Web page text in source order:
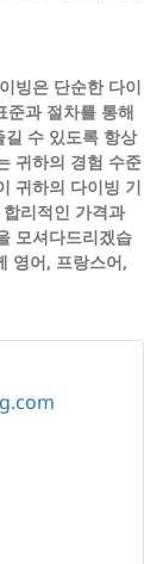
빙은 단순한 다이
준과 절차를 통해
수 있도록 항상
귀하의 경험 수준
귀하의 다이빙 기
리적인 가격과
모셔다드리겠습
영어, 프랑스어,